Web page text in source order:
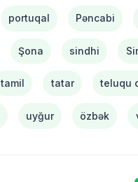
portuqal Pəncabi
Şona sindhi
tamil tatar teluqu
uyğur özbək